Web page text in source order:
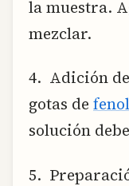
la muestra.
mezclar.
4. Adición
gotas de
solución
5.